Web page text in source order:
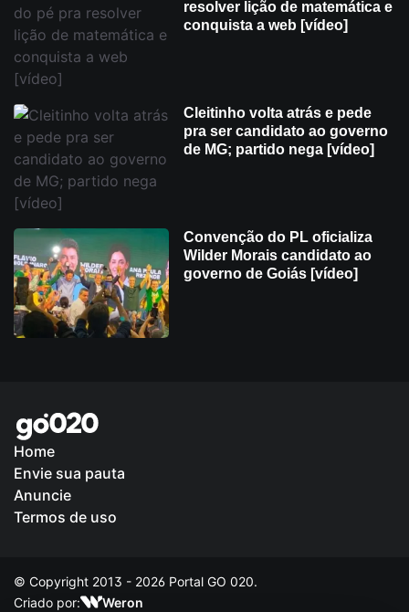
resolver lição de matemática e
conquista a web [vídeo]
Cleitinho volta atrás e pede
pra ser candidato ao governo
de MG; partido nega [vídeo]
Convenção do PL oficializa
Wilder Morais candidato ao
governo de Goiás [vídeo]
Home
Envie sua pauta
Anuncie
Termos de uso
© Copyright 2013 - 2026 Portal GO 020.
Criado por:
Weron